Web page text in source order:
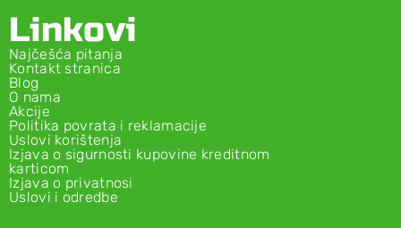
Linkovi
Najčešća pitanja
Kontakt stranica
Blog
O nama
Akcije
Politika povrata i reklamacije
Uslovi korištenja
Izjava o sigurnosti kupovine kreditnom
karticom
Izjava o privatnosi
Uslovi i odredbe